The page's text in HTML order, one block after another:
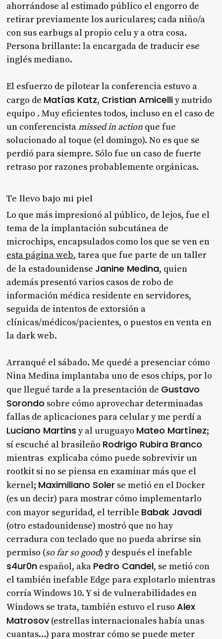
ahorrándose al estimado público el engorro de
retirar previamente los auriculares; cada niño/a
con sus earbugs al propio celu y a otra cosa.
Persona brillante: la encargada de traducir ese
inglés mediano.
El esfuerzo de pilotear la conferencia estuvo a
cargo de Matías Katz, Cristian Amicelliy nutrido
equipo . Muy eficientes todos, incluso en el caso de
un conferencistamissed in action que fue
solucionado al toque (el domingo). No es que se
perdió para siempre. Sólo fue un caso de fuerte
retraso por razones probablemente orgánicas.
Te llevo bajo mi piel
Lo que más impresionó al público, de lejos, fue el
tema de la implantación subcutánea de
microchips, encapsulados como los que se ven en
esta página web, tarea que fue parte de un taller
de la estadounidense Janine Medina, quien
además presentó varios casos de robo de
información médica residente en servidores,
seguida de intentos de extorsión a
clínicas/médicos/pacientes, o puestos en venta en
la dark web.
Arranqué el sábado. Me quedé a presenciar cómo
Nina Medina implantaba uno de esos chips, por lo
que llegué tarde a la presentación de Gustavo
Sorondo sobre cómo aprovechar determinadas
fallas de aplicaciones para celular y me perdí a
Luciano Martins y al uruguayo Mateo Martínez;
sí escuché al brasileño Rodrigo Rubira Branco
mientras explicaba cómo puede sobrevivir un
rootkit si no se piensa en examinar más que el
kernel; Maximiliano Soler se metió en el Docker
(es un decir) para mostrar cómo implementarlo
con mayor seguridad, el terrible Babak Javadi
(otro estadounidense) mostró que no hay
cerradura con teclado que no pueda abrirse sin
permiso (so far so good) y después el inefable
s4ur0n español, aka Pedro Candel, se metió con
el también inefable Edge para explotarlo mientras
corría Windows 10. Y si de vulnerabilidades en
Windows se trata, también estuvo el rusoAlex
Matrosov (estrellas internacionales había unas
cuantas…) para mostrar cómo se puede meter